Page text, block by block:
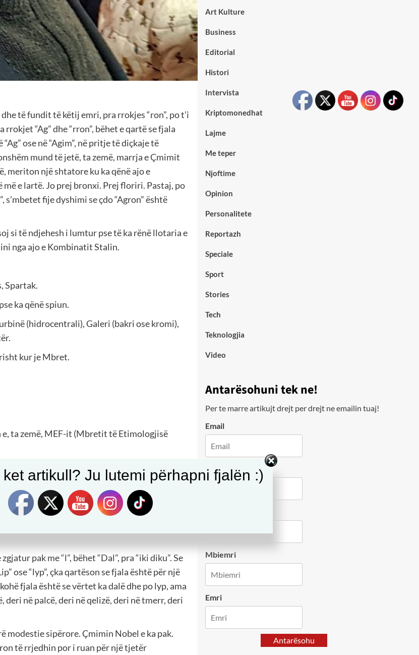
të fundit të këtij emri, pra rrokjes “ron”, po t’i
rrokjet “Ag” dhe “rron”, bëhet e qartë se fjala
ose në “Agim”, në pritje të diçkaje të
mund të jetë, ta zemë, marrja e Çmimit
meriton një shtatore ku ka qënë ajo e
e lartë. Jo prej bronxi. Prej floriri. Pastaj, po
fije dyshimi se çdo “Agron” është
si të ndjehesh i lumtur pse të ka rënë llotaria e
nga ajo e Kombinatit Stalin.
Spartak.
ka qënë spiun.
(hidrocentrali), Galeri (bakri ose kromi),
kur je Mbret.
e, ta zemë, MEF-it (Mbretit të Etimologjisë
spurdhjak.
se bujku parmëndën, do të thotë “unë”.
Mbret e parmëndë u bë baltë.
pak me “l”, bëhet “Dal”, pra “iki diku”. Se
ose “lyp”, çka qartëson se fjala është për një
fjala është se vërtet ka dalë dhe po lyp, ama
në palcë, deri në qelizë, deri në tmerr, deri
modestie sipërore. Çmimin Nobel e ka pak.
të rrjedhin por i ruan për një tjetër
Art Kulture
Business
Editorial
Histori
Intervista
Kriptomonedhat
Lajme
Me teper
Njoftime
Opinion
Personalitete
Reportazh
Speciale
Sport
Stories
Tech
Teknologjia
Video
Antarësohuni tek ne!
Per te marre artikujt drejt per drejt ne emailin tuaj!
Email
City
Mbiemri
Emri
Antarësohu
artikull? Ju lutemi përhapni fjalën :)